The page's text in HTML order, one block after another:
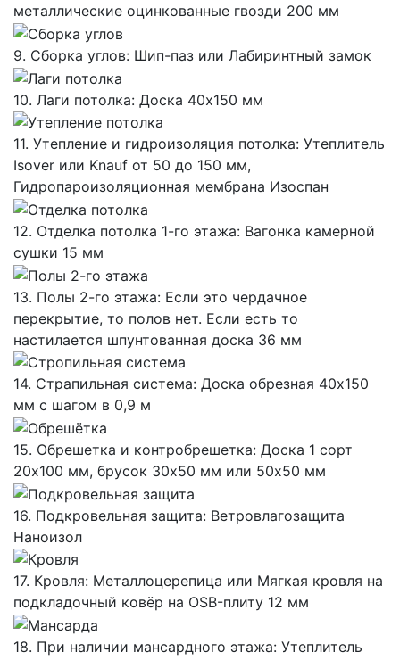
металлические оцинкованные гвозди 200 мм
9. Сборка углов: Шип-паз или Лабиринтный замок
10. Лаги потолка: Доска 40х150 мм
11. Утепление и гидроизоляция потолка: Утеплитель
Isover или Knauf от 50 до 150 мм,
Гидропароизоляционная мембрана Изоспан
12. Отделка потолка 1-го этажа: Вагонка камерной
сушки 15 мм
13. Полы 2-го этажа: Если это чердачное
перекрытие, то полов нет. Если есть то
настилается шпунтованная доска 36 мм
14. Страпильная система: Доска обрезная 40х150
мм с шагом в 0,9 м
15. Обрешетка и контробрешетка: Доска 1 сорт
20х100 мм, брусок 30х50 мм или 50х50 мм
16. Подкровельная защита: Ветровлагозащита
Наноизол
17. Кровля: Металлоцерепица или Мягкая кровля на
подкладочный ковёр на OSB-плиту 12 мм
18. При наличии мансардного этажа: Утеплитель